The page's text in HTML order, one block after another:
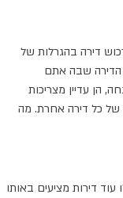
דירה בהגרלות של
הון ראשוני של 25% מערך הדירה שבה אתם
הן עדיין מצריכות
של כל דירה אחרת. מה
דירות מציעים באותו